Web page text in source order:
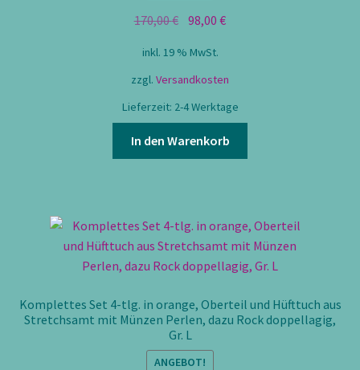
170,00€ Ursprünglicher
war:
170,00 €
98,00€Aktueller
98,00 €.
inkl. 19 % MwSt.
zzgl. Versandkosten
Lieferzeit: 2-4 Werktage
In den Warenkorb
Komplettes Set 4-tlg. in orange, Oberteil und Hüfttuch aus
Stretchsamt mit Münzen Perlen, dazu Rock doppellagig,
Gr. L
ANGEBOT!